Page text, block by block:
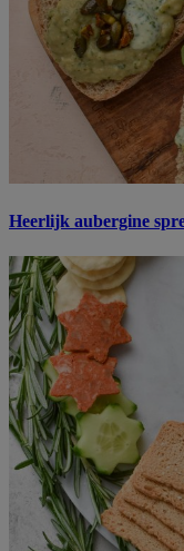
Heerlijk aubergine